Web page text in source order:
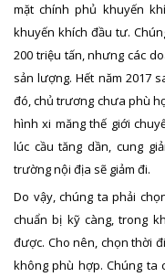
mặt chính phủ khuyến
khuyến khích đầu tư.
200 triệu tấn, nhưng các
sản lượng. Hết năm 2017
đó, chủ trương chưa phù
hình xi măng thế giới
lúc cầu tăng dần, cung
trường nội địa sẽ giảm đi.
Do vậy, chúng ta phải
chuẩn bị kỹ càng, trong
được. Cho nên, chọn thời
không phù hợp. Chúng ta